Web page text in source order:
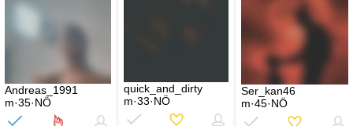
Andreas_1991
m·35·NÖ
quick_and_dirty
m·33·NÖ
Ser_kan46
m·45·NÖ